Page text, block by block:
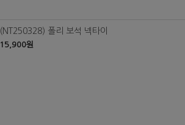
(NT250328) 폴리 보석 넥타이
15,900원